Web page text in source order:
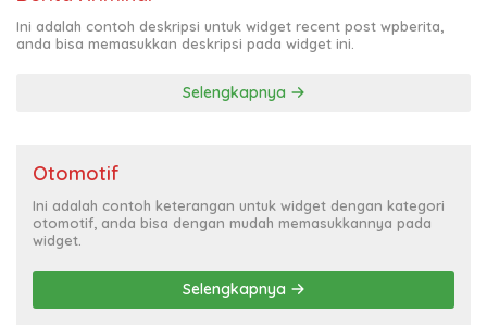
Ini adalah contoh deskripsi untuk widget recent post wpberita,
anda bisa memasukkan deskripsi pada widget ini.
Selengkapnya
Otomotif
Ini adalah contoh keterangan untuk widget dengan kategori
otomotif, anda bisa dengan mudah memasukkannya pada
widget.
Selengkapnya